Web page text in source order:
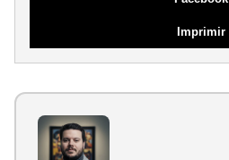
Imprimir